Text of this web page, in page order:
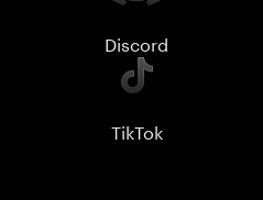
Discord
TikTok